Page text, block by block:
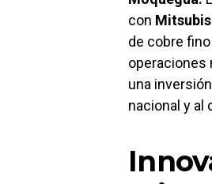
con
de cobre
operaciones
una
nacional y al